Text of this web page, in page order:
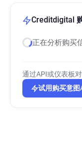
Creditdigital
正在分析购买
通过API或仪表板对
试用购买意图